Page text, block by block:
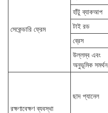
সেকেন্ডারি ফ্রেম
হাঁটু ব্যাকআপ
টাই রড
ব্রেস
উল্লম্ব এবং
অনুভূমিক সমর্থন
রক্ষণাবেক্ষণ ব্যবস্থা
ছাদ প্যানেল